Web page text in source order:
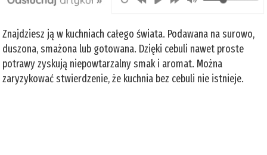
Znajdziesz ją w kuchniach całego świata. Podawana na surowo,
duszona, smażona lub gotowana. Dzięki cebuli nawet proste
potrawy zyskują niepowtarzalny smak i aromat. Można
zaryzykować stwierdzenie, że kuchnia bez cebuli nie istnieje.